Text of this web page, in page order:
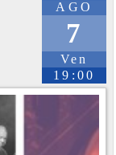
AGO
7
Ven
19:00